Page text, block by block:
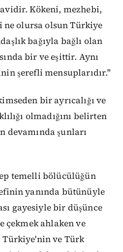
Kökeni, mezhebi,
ne olursa olsun Türkiye
bağıyla bağlı olan
bir ve eşittir. Aynı
şerefli mensuplarıdır."
bir ayrıcalığı ve
olmadığını belirten
devamında şunları
temelli bölücülüğün
yanında bütünüyle
gayesiyle bir düşünce
çekmek ahlaken ve
ve Türk